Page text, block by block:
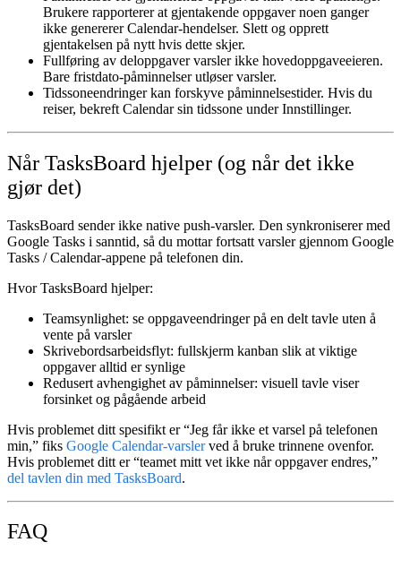
Brukere rapporterer at gjentakende oppgaver noen ganger
ikke genererer Calendar-hendelser. Slett og opprett
gjentakelsen på nytt hvis dette skjer.
Fullføring av deloppgaver varsler ikke hovedoppgaveeieren.
Bare fristdato-påminnelser utløser varsler.
Tidssoneendringer kan forskyve påminnelsestider. Hvis du
reiser, bekreft Calendar sin tidssone under Innstillinger.
Når TasksBoard hjelper (og når det ikke
gjør det)
TasksBoard sender ikke native push-varsler. Den synkroniserer med
Google Tasks i sanntid, så du mottar fortsatt varsler gjennom Google
Tasks / Calendar-appene på telefonen din.
Hvor TasksBoard hjelper:
Teamsynlighet: se oppgaveendringer på en delt tavle uten å
vente på varsler
Skrivebordsarbeidsflyt: fullskjerm kanban slik at viktige
oppgaver alltid er synlige
Redusert avhengighet av påminnelser: visuell tavle viser
forsinket og pågående arbeid
Hvis problemet ditt spesifikt er “Jeg får ikke et varsel på telefonen
min,” fiks Google Calendar-varslerved å bruke trinnene ovenfor.
Hvis problemet ditt er “teamet mitt vet ikke når oppgaver endres,”
del tavlen din med TasksBoard.
FAQ